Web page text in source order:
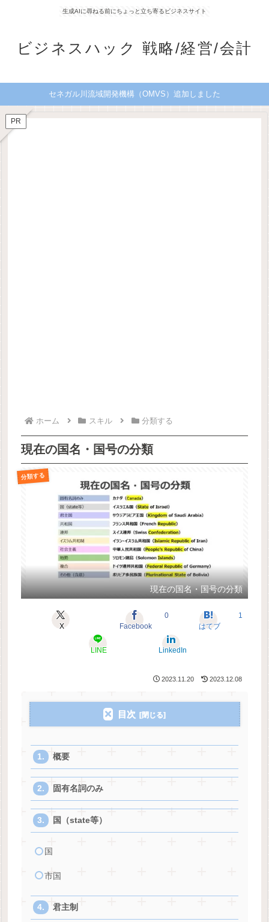
生成AIに尋ねる前にちょっと立ち寄るビジネスサイト
ビジネスハック 戦略/経営/会計
セネガル川流域開発機構（OMVS）追加しました
PR
ホーム スキル 分類する
現在の国名・国号の分類
分類する
現在の国名・国号の分類
X Facebook
0
はてブ
1
LINE LinkedIn
2023.11.20 2023.12.08
目次
概要
固有名詞のみ
国（state等）
国
市国
君主制